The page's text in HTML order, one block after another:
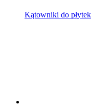
Kątowniki do